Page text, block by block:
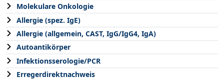
Molekulare Onkologie
Allergie (spez. IgE)
Allergie (allgemein, CAST, IgG/IgG4, IgA)
Autoantikörper
Infektionsserologie/PCR
Erregerdirektnachweis